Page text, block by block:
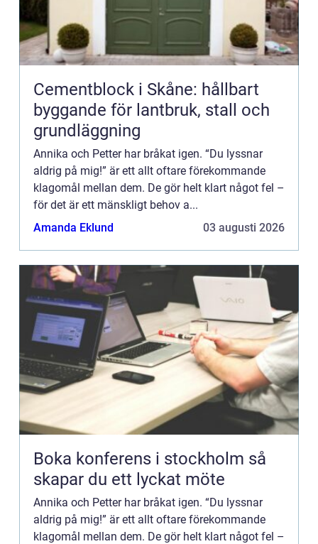
Cementblock i Skåne: hållbart
byggande för lantbruk, stall och
grundläggning
Annika och Petter har bråkat igen. “Du lyssnar
aldrig på mig!” är ett allt oftare förekommande
klagomål mellan dem. De gör helt klart något fel –
för det är ett mänskligt behov a...
Amanda Eklund
03 augusti 2026
Boka konferens i stockholm så
skapar du ett lyckat möte
Annika och Petter har bråkat igen. “Du lyssnar
aldrig på mig!” är ett allt oftare förekommande
klagomål mellan dem. De gör helt klart något fel –